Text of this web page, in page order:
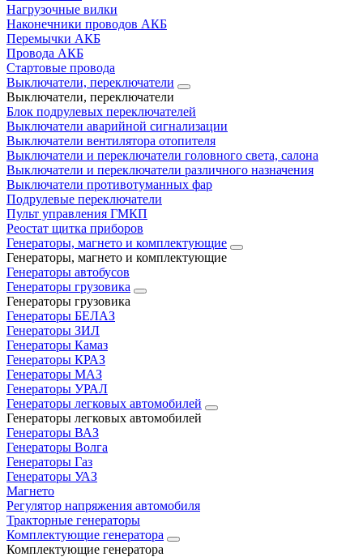
Нагрузочные вилки
Наконечники проводов АКБ
Перемычки АКБ
Провода АКБ
Стартовые провода
Выключатели, переключатели
Выключатели, переключатели
Блок подрулевых переключателей
Выключатели аварийной сигнализации
Выключатели вентилятора отопителя
Выключатели и переключатели головного света, салона
Выключатели и переключатели различного назначения
Выключатели противотуманных фар
Подрулевые переключатели
Пульт управления ГМКП
Реостат щитка приборов
Генераторы, магнето и комплектующие
Генераторы, магнето и комплектующие
Генераторы автобусов
Генераторы грузовика
Генераторы грузовика
Генераторы БЕЛАЗ
Генераторы ЗИЛ
Генераторы Камаз
Генераторы КРАЗ
Генераторы МАЗ
Генераторы УРАЛ
Генераторы легковых автомобилей
Генераторы легковых автомобилей
Генераторы ВАЗ
Генераторы Волга
Генераторы Газ
Генераторы УАЗ
Магнето
Регулятор напряжения автомобиля
Тракторные генераторы
Комплектующие генератора
Комплектующие генератора